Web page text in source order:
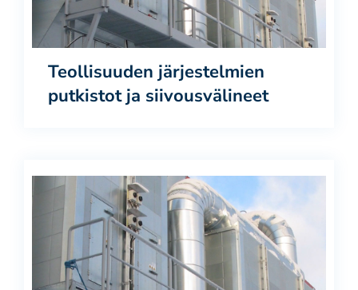
Teollisuuden järjestelmien
putkistot ja siivousvälineet